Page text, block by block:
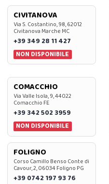
CIVITANOVA
Via S. Costantino, 98, 62012
Civitanova Marche MC
+39 349 28 11 427
NON DISPONIBILE
COMACCHIO
Via Valle Isola, 9, 44022
Comacchio FE
+39 342 502 3959
NON DISPONIBILE
FOLIGNO
Corso Camillo Benso Conte di
Cavour, 2, 06034 Foligno PG
+39 0742 197 93 76